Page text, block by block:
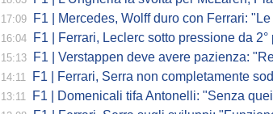
17:09 F1 | Mercedes, Wolff duro con Ferrari: "Le due
16:04 F1 | Ferrari, Leclerc sotto pressione da
15:13 F1 | Verstappen deve avere pazienza: "Red Bull
14:11 F1 | Ferrari, Serra non completamente soddisfatto della SF-
13:11 F1 | Domenicali tifa Antonelli: "Senza quei due ritiri,